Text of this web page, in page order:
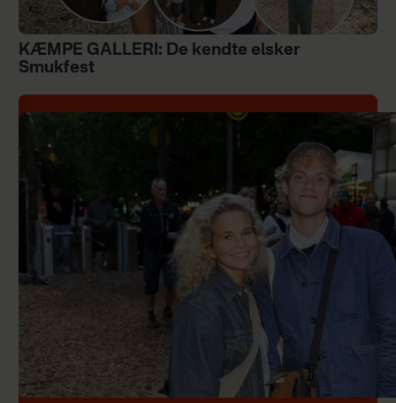
KÆMPE GALLERI: De kendte elsker
Smukfest